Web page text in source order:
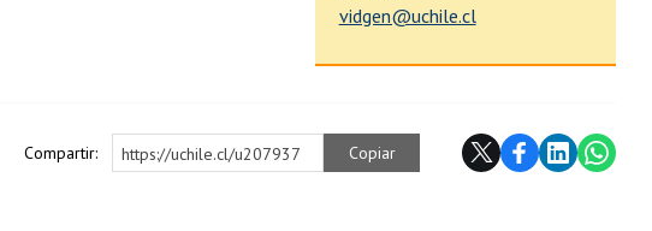
vidgen@uchile.cl
Compartir: https://uchile.cl/u207937 Copiar